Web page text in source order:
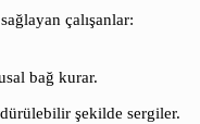
çalışanlar:
bağ kurar.
şekilde sergiler.